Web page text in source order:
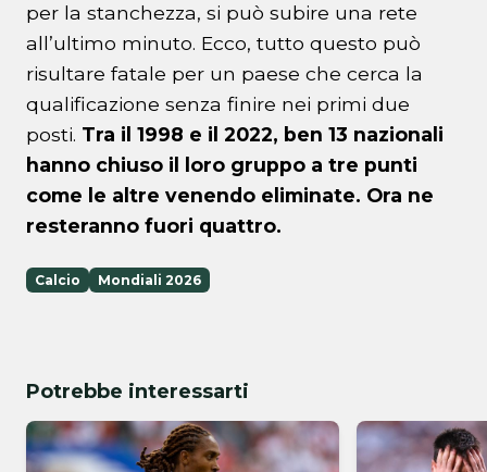
per la stanchezza, si può subire una rete
all’ultimo minuto. Ecco, tutto questo può
risultare fatale per un paese che cerca la
qualificazione senza finire nei primi due
posti. Tra il 1998 e il 2022, ben 13 nazionali
hanno chiuso il loro gruppo a tre punti
come le altre venendo eliminate. Ora ne
resteranno fuori quattro.
Calcio Mondiali 2026
Potrebbe interessarti